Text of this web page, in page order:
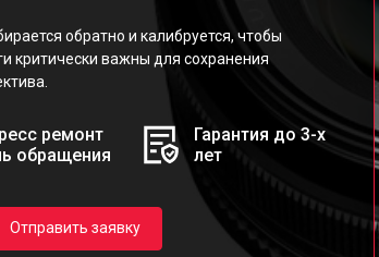
обратно и калибруется, чтобы
критически важны для сохранения
ремонт
обращения
Гарантия до 3-х
лет
Отправить заявку